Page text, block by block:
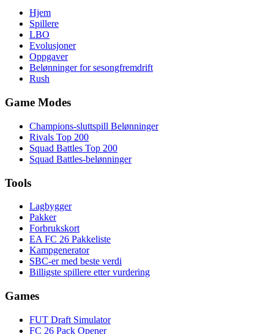
Hjem
Spillere
LBO
Evolusjoner
Oppgaver
Belønninger for sesongfremdrift
Rush
Game Modes
Champions-sluttspill Belønninger
Rivals Top 200
Squad Battles Top 200
Squad Battles-belønninger
Tools
Lagbygger
Pakker
Forbrukskort
EA FC 26 Pakkeliste
Kampgenerator
SBC-er med beste verdi
Billigste spillere etter vurdering
Games
FUT Draft Simulator
FC 26 Pack Opener